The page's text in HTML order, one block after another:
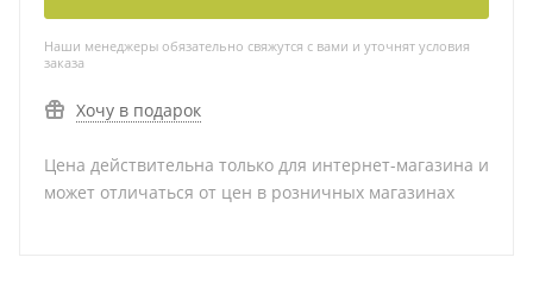
Наши менеджеры обязательно свяжутся с вами и уточнят условия
заказа
Хочу в подарок
Цена действительна только для интернет-магазина и
может отличаться от цен в розничных магазинах